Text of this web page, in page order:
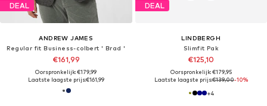
DEAL
ANDREW JAMES
Regular fit Business-colbert ' Brad '
€161,99
Oorspronkelijk: €179,99
Laatste laagste prijs:€161,99
DEAL
LINDBERGH
Slimfit Pak
€125,10
Oorspronkelijk: €179,95
Laatste laagste prijs:€139,00-10%
+4